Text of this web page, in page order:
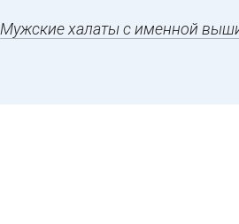
Мужские халаты с именной